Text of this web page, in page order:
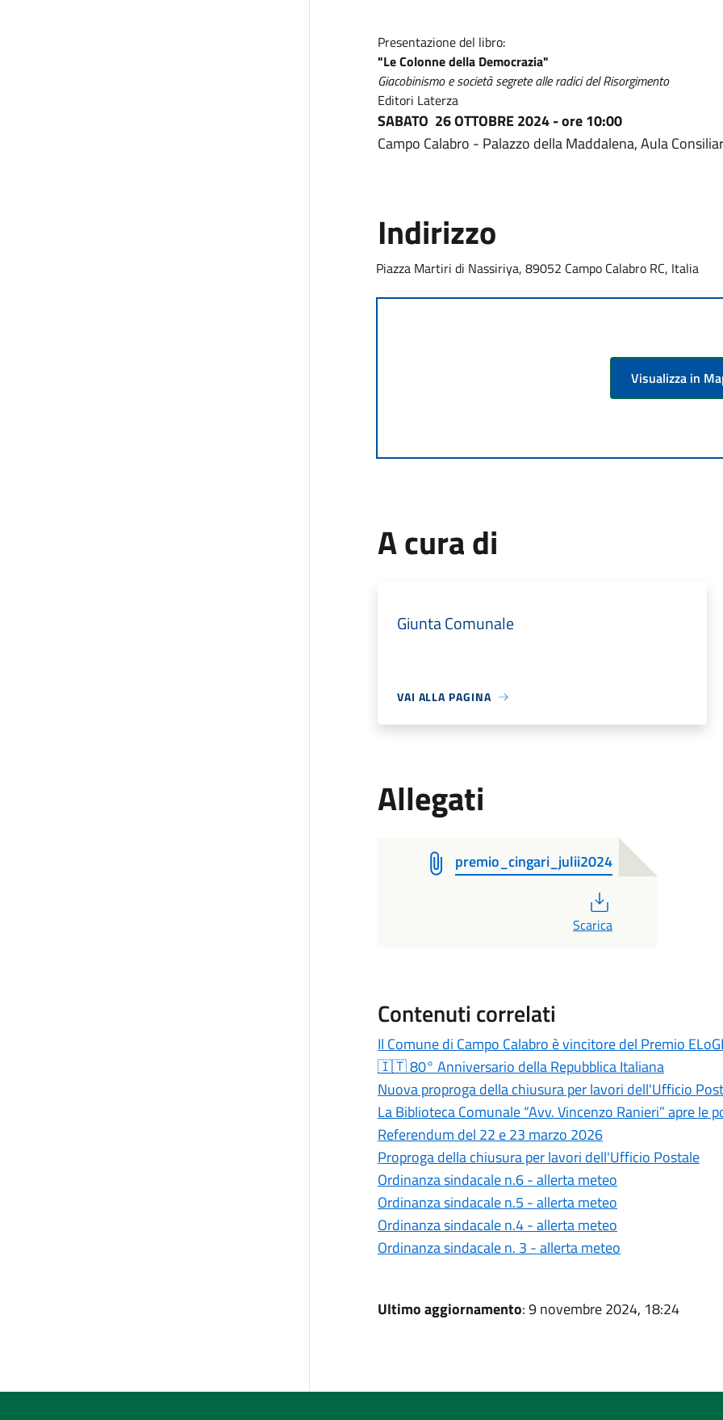
Presentazione del libro:
"Le Colonne della Democrazia"
Giacobinismo e società segrete alle radici del Risorgimento
Editori Laterza
SABATO 26 OTTOBRE 2024 - ore 10:00
Campo Calabro - Palazzo della Maddalena, Aula
Indirizzo
Piazza Martiri di Nassiriya, 89052 Campo Calabro RC, Italia
Visualizza in
A cura di
Giunta Comunale
VAI ALLA PAGINA
Allegati
premio_cingari_julii2024
Scarica
Contenuti correlati
Il Comune di Campo Calabro è vincitore del Premio
🇮🇹 80° Anniversario della Repubblica Italiana
Nuova proproga della chiusura per lavori dell'Ufficio
La Biblioteca Comunale “Avv. Vincenzo Ranieri” apre le
Referendum del 22 e 23 marzo 2026
Proproga della chiusura per lavori dell'Ufficio Postale
Ordinanza sindacale n.6 - allerta meteo
Ordinanza sindacale n.5 - allerta meteo
Ordinanza sindacale n.4 - allerta meteo
Ordinanza sindacale n. 3 - allerta meteo
Ultimo aggiornamento: 9 novembre 2024, 18:24